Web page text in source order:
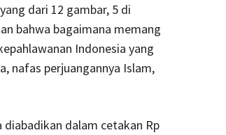
dari 12 gambar, 5 di
bahwa bagaimana memang
Indonesia yang
nafas perjuangannya Islam,
diabadikan dalam cetakan Rp